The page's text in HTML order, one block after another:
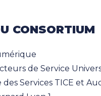
CONSORTIUM
de Service
des Services TICE et